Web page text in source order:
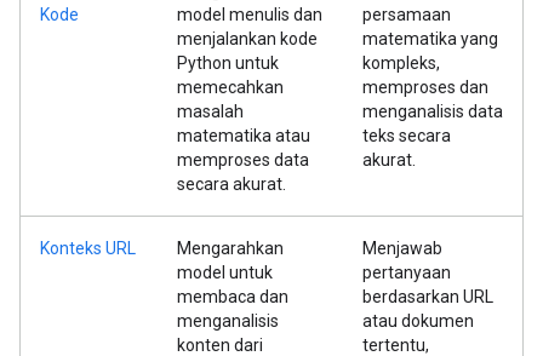
Kode
model menulis dan
menjalankan kode
Python untuk
memecahkan
masalah
matematika atau
memproses data
secara akurat.
persamaan
matematika yang
kompleks,
memproses dan
menganalisis data
teks secara
akurat.
Konteks URL
Mengarahkan
model untuk
membaca dan
menganalisis
konten dari
Menjawab
pertanyaan
berdasarkan URL
atau dokumen
tertentu,